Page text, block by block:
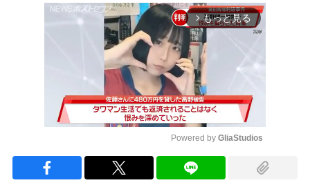
arrow_forward_ios もっと見る
Powered by GliaStudios